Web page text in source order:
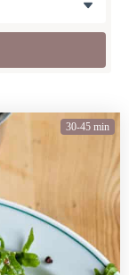
30-45 min